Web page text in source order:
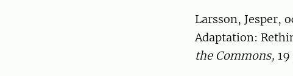
Larsson, Jesper,
Adaptation:
the Commons,